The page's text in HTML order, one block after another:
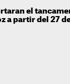
el
a partir del 27